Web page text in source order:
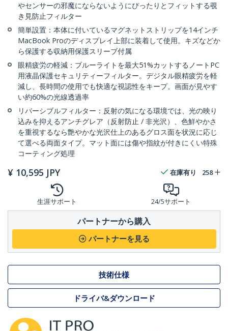
やセンサーの邪魔にならないようにぴったりとフィットする覗
き見防止フィルター
簡単設置：本体に付いているマグネットストリップを14インチ
MacBook Proのディスプレイ上部に装着して使用。キズなどか
ら保護する収納用保護スリーブ付属
眼精疲労の軽減：ブルーライトを最大51%カットするノートPC
用液晶保護セキュリティーフィルター。デジタル眼精疲労を軽
減し、長時間の使用でも快適な視認性をキープ。画面が見やす
い約60%の光線透過率
リバーシブルフィルター：反射の気になる環境では、光の映り
込みを抑えるアンチグレア（反射防止 / 非光沢）、色鮮やかさ
を重視するなら艶やかな光沢仕上のあるグロス面を状況に応じ
て選べる両面タイプ。マット面には傷や指紋が付きにくい特殊
コーティング処理
¥ 10,595 JPY 在庫有り 258
生涯サポート 24/5サポート
パートナーから購入
パートナーを見る
技術仕様
ドライバ&ダウンロード